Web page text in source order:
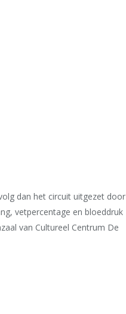
dan het circuit uitgezet door
vetpercentage en bloeddruk
van Cultureel Centrum De